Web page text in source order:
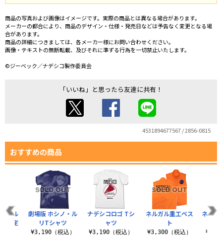
商品の写真および画像はイメージです。実際の商品とは異なる場合があります。
メーカーの都合により、商品のデザイン・仕様・発売日などは予告なく変更となる場
合があります。
商品の詳細につきましては、各メーカー様にお問い合わせください。
画像・テキストの無断転載、及びそれに準ずる行為を一切禁止いたします。
©ジーベック／ナデシコ製作委員会
「いいね」と思ったら友達に共有！
4531894677567 / 2856-0815
おすすめの商品
ナデシコロゴ Tシ
ャツ
¥3,190（税込）
ネルガル重工ベス
ト
¥3,300（税込）
ネルガ
ガル
限定
劇場版 ホシノ・ル
リTシャツ
¥3,190（税込）